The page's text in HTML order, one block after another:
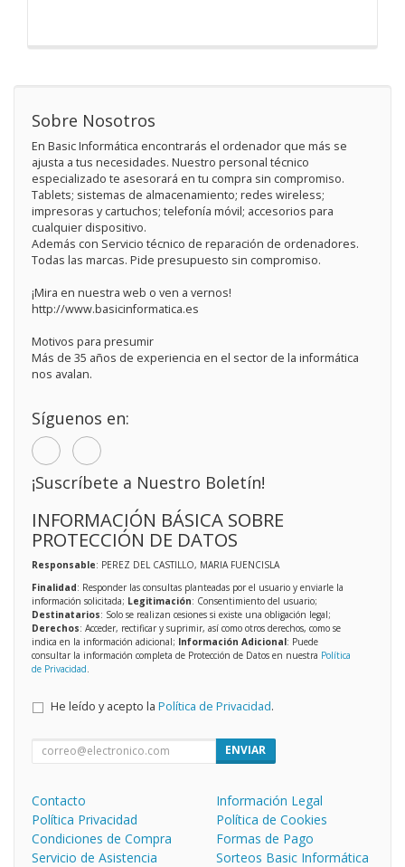
Sobre Nosotros
En Basic Informática encontrarás el ordenador que más se
ajusta a tus necesidades. Nuestro personal técnico
especializado te asesorará en tu compra sin compromiso.
Tablets; sistemas de almacenamiento; redes wireless;
impresoras y cartuchos; telefonía móvil; accesorios para
cualquier dispositivo.
Además con Servicio técnico de reparación de ordenadores.
Todas las marcas. Pide presupuesto sin compromiso.
¡Mira en nuestra web o ven a vernos!
http://www.basicinformatica.es
Motivos para presumir
Más de 35 años de experiencia en el sector de la informática
nos avalan.
Síguenos en:
¡Suscríbete a Nuestro Boletín!
INFORMACIÓN BÁSICA SOBRE
PROTECCIÓN DE DATOS
Responsable: PEREZ DEL CASTILLO, MARIA FUENCISLA
Finalidad: Responder las consultas planteadas por el usuario y enviarle la
información solicitada; Legitimación: Consentimiento del usuario;
Destinatarios: Solo se realizan cesiones si existe una obligación legal;
Derechos: Acceder, rectificar y suprimir, así como otros derechos, como se
indica en la información adicional; Información Adicional: Puede
consultar la información completa de Protección de Datos en nuestra Política
de Privacidad
He leído y acepto la Política de Privacidad.
ENVIAR
Contacto
Información Legal
Política Privacidad
Política de Cookies
Condiciones de Compra
Formas de Pago
Servicio de Asistencia
Sorteos Basic Informática